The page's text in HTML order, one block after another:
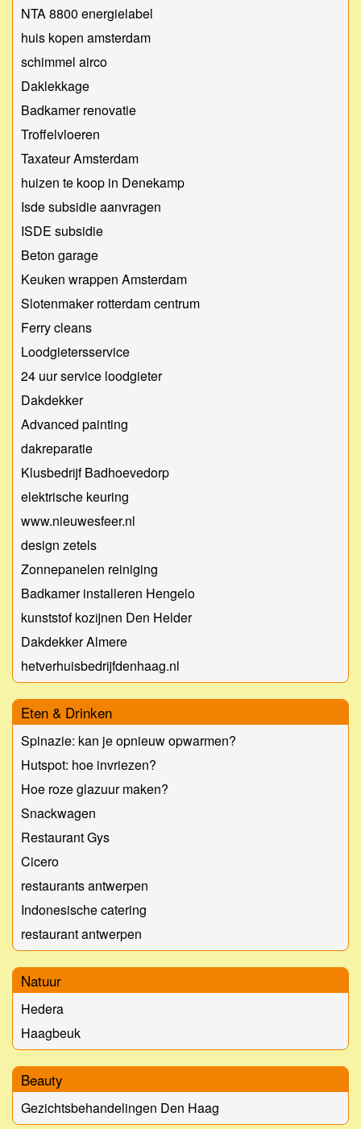
NTA 8800 energielabel
huis kopen amsterdam
schimmel airco
Daklekkage
Badkamer renovatie
Troffelvloeren
Taxateur Amsterdam
huizen te koop in Denekamp
Isde subsidie aanvragen
ISDE subsidie
Beton garage
Keuken wrappen Amsterdam
Slotenmaker rotterdam centrum
Ferry cleans
Loodgietersservice
24 uur service loodgieter
Dakdekker
Advanced painting
dakreparatie
Klusbedrijf Badhoevedorp
elektrische keuring
www.nieuwesfeer.nl
design zetels
Zonnepanelen reiniging
Badkamer installeren Hengelo
kunststof kozijnen Den Helder
Dakdekker Almere
hetverhuisbedrijfdenhaag.nl
Eten & Drinken
Spinazie: kan je opnieuw opwarmen?
Hutspot: hoe invriezen?
Hoe roze glazuur maken?
Snackwagen
Restaurant Gys
Cicero
restaurants antwerpen
Indonesische catering
restaurant antwerpen
Natuur
Hedera
Haagbeuk
Beauty
Gezichtsbehandelingen Den Haag